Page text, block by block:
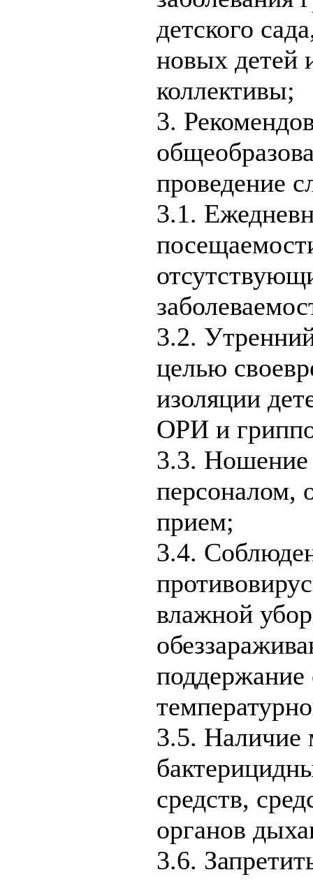
детского
новых детей
коллективы;
3.
проведение
3.1.
3.2.
целью
изоляции
ОРИ и
3.3. Ношение
персоналом,
прием;
3.4.
влажной
поддержание
3.5. Наличие
средств,
органов
3.6.